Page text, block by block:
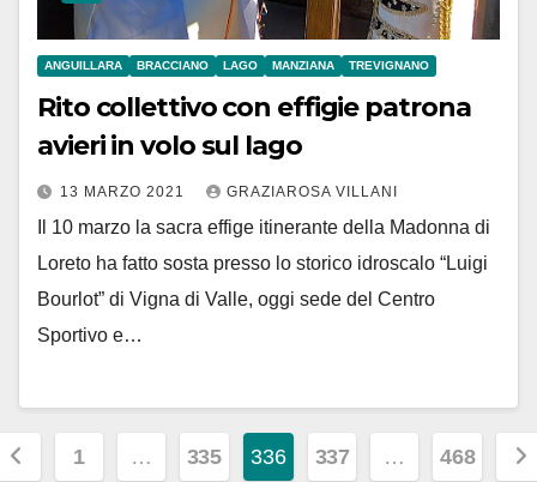
ANGUILLARA BRACCIANO LAGO MANZIANA TREVIGNANO
Rito collettivo con effigie patrona
avieri in volo sul lago
13 MARZO 2021 GRAZIAROSA VILLANI
Il 10 marzo la sacra effige itinerante della Madonna di
Loreto ha fatto sosta presso lo storico idroscalo “Luigi
Bourlot” di Vigna di Valle, oggi sede del Centro
Sportivo e…
1 … 335 336 337 … 468